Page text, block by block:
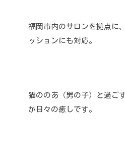
福岡市内のサロンを拠点に
ッションにも対応。
猫ののあ（男の子）と過ご
が日々の癒しです。